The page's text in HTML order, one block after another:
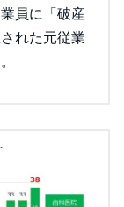
員に「破産
れた元従業